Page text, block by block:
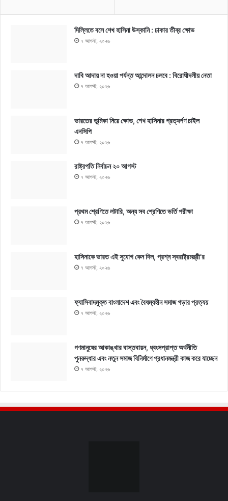
দিল্লিতে বসে শেখ হাসিনা উস্কানি : ঢাকার তীব্র ক্ষোভ
৭ আগস্ট, ২০২৬
দাবি আদায় না হওয়া পর্যন্ত আন্দোলন চলবে : বিরোধীদলীয় নেতা
৭ আগস্ট, ২০২৬
ভারতের ভূমিকা নিয়ে ক্ষোভ, শেখ হাসিনার প্রত্যর্পণ চাইল
এনসিপি
৭ আগস্ট, ২০২৬
রাষ্ট্রপতি নির্বাচন ২০ আগস্ট
৭ আগস্ট, ২০২৬
প্রথম শ্রেণিতে লটারি, অন্য সব শ্রেণিতে ভর্তি পরীক্ষা
৭ আগস্ট, ২০২৬
হাসিনাকে ভারত এই সুযোগ কেন দিল, প্রশ্ন স্বরাষ্ট্রমন্ত্রী’র
৭ আগস্ট, ২০২৬
ফ্যাসিবাদমুক্ত বাংলাদেশ এবং বৈষম্যহীন সমাজ গড়ার প্রত্যয়
৭ আগস্ট, ২০২৬
গণমানুষের আকাঙ্খার বাস্তবায়ন, ধ্বংসপ্রাপ্ত অর্থনীতি
পুনরুদ্ধার এবং নতুন সমাজ বিনির্মাণে প্রধানমন্ত্রী কাজ করে যাচ্ছেন
৭ আগস্ট, ২০২৬